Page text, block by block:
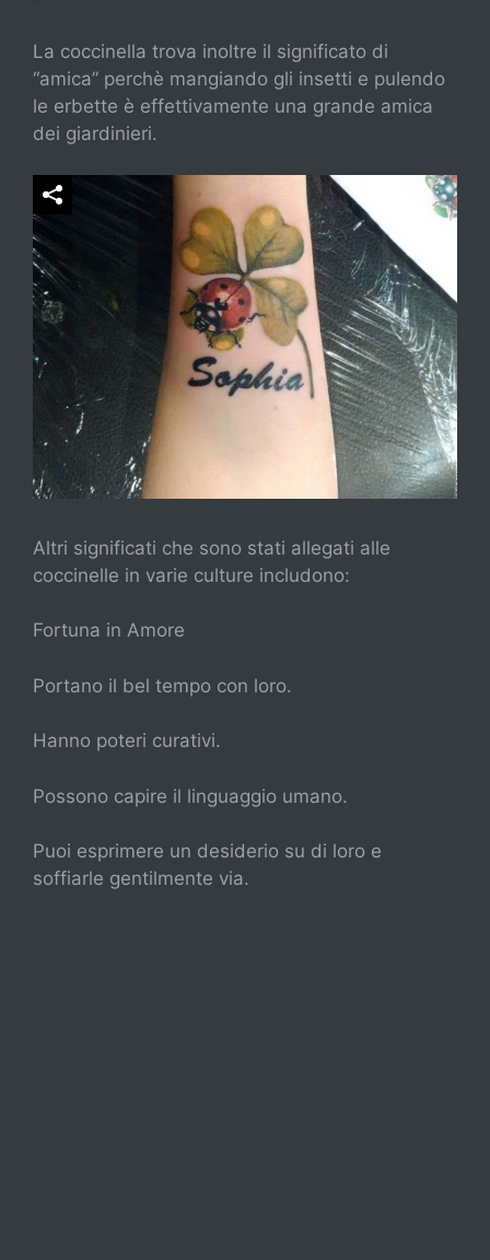
La coccinella trova inoltre il significato di
“amica” perchè mangiando gli insetti e pulendo
le erbette è effettivamente una grande amica
dei giardinieri.
Altri significati che sono stati allegati alle
coccinelle in varie culture includono:
Fortuna in Amore
Portano il bel tempo con loro.
Hanno poteri curativi.
Possono capire il linguaggio umano.
Puoi esprimere un desiderio su di loro e
soffiarle gentilmente via.